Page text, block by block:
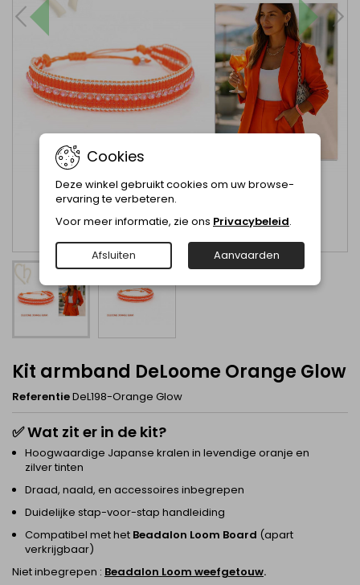
Kit armband DeLoome Orange Glow
ReferentieDeL198-Orange Glow
✅Wat zit er in de kit?
Hoogwaardige Japanse kralen in levendige oranje en
zilver tinten
Draad, naald, en accessoires inbegrepen
Duidelijke stap-voor-stap handleiding
Compatibel met het Beadalon Loom Board (apart
verkrijgbaar)
Niet inbegrepen : Beadalon Loom weefgetouw.
Cookies
Deze winkel gebruikt cookies om uw browse-
ervaring te verbeteren.
Voor meer informatie, zie ons Privacybeleid.
Afsluiten Aanvaarden